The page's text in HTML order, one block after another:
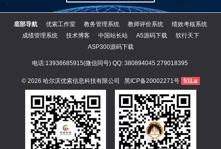
底部导航 优索工作室 教务管理系统 教师评价系统
绩效考核系统
成绩管理系统
技术博客 中国站长站 A5源码下载
软行天下
ASP300源码下载
电话:13936685915(微信同号) QQ: 380894045 279018395
© 2026 哈尔滨优索信息科技有限公司 黑ICP备20002271号 51La